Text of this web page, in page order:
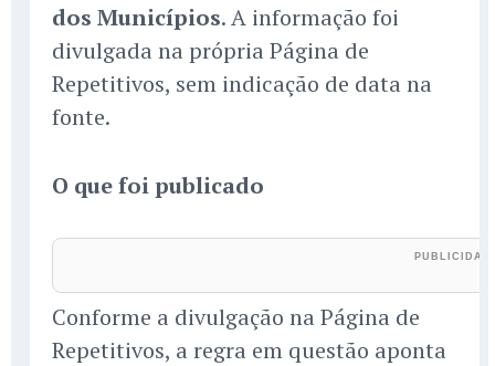
dos Municípios. A informação foi
divulgada na própria Página de
Repetitivos, sem indicação de data na
fonte.
O que foi publicado
Conforme a divulgação na Página de
Repetitivos, a regra em questão aponta